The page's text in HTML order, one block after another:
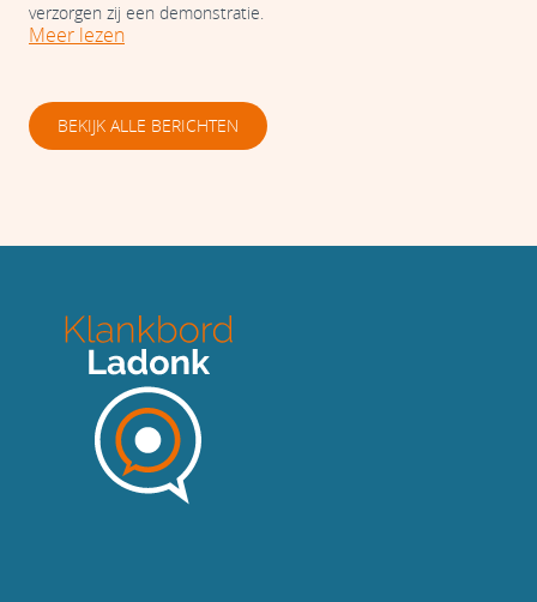
verzorgen zij een demonstratie.
Meer lezen
BEKIJK ALLE BERICHTEN